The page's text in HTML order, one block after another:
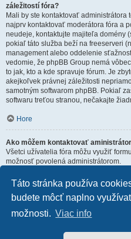
Táto stránka používa
budete môcť naplno
možnosti. Viac info
záležitostí fóra?
Mali by ste kontaktovať administrátora
najprv kontaktovať moderátora fóra a
neudeje, kontaktujte majiteľa domény
pokiaľ táto služba beží na freeserveri
management alebo oddelenie
vedomie, že phpBB Group nemá
to jak, kto a kde spravuje fórum. Je
akejkoľvek právnej záležitosti
samotným softwarom phpBB. Pokiaľ
softwaru treťou stranou, nečakajte
Hore
Ako môžem kontaktovať
Všetci užívatelia fóra môžu využiť
možnosť povolená administrátorom.
Obsah portálu